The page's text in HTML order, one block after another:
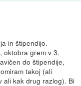
in štipendijo.
oktobra grem v 3.
do štipendije,
takoj (ali
ali kak drug razlog). Bi